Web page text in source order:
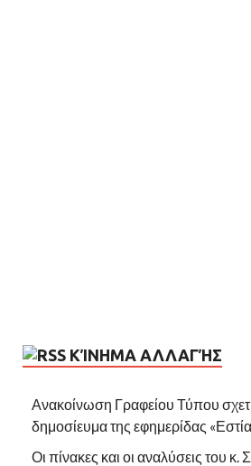
ΚΊΝΗΜΑ ΑΛΛΑΓΉΣ
Ανακοίνωση Γραφείου Τύπου
δημοσίευμα της εφημερίδας
Οι πίνακες και οι αναλύσεις του